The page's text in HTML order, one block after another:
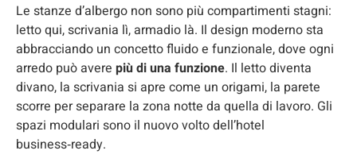
Le stanze d’albergo non sono più compartimenti stagni:
letto qui, scrivania lì, armadio là. Il design moderno sta
abbracciando un concetto fluido e funzionale, dove ogni
arredo può avere più di una funzione. Il letto diventa
divano, la scrivania si apre come un origami, la parete
scorre per separare la zona notte da quella di lavoro. Gli
spazi modulari sono il nuovo volto dell’hotel
business‑ready.